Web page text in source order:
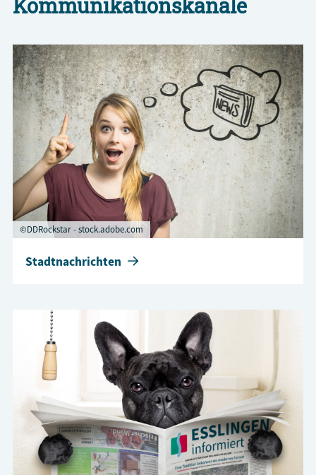
©DDRockstar - stock.adobe.com
Stadtnachrichten